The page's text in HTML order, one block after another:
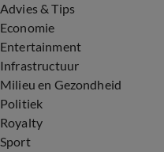
Advies & Tips
Economie
Entertainment
Infrastructuur
Milieu en Gezondheid
Politiek
Royalty
Sport